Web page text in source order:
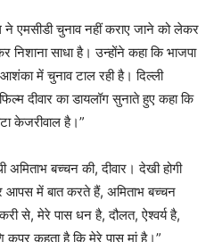
एमसीडी चुनाव नहीं कराए जाने को लेकर
निशाना साधा है। उन्होंने कहा कि भाजपा
में चुनाव टाल रही है। दिल्ली
दीवार का डायलॉग सुनाते हुए कहा कि
केजरीवाल है।”
बच्चन की, दीवार। देखी होगी
में बात करते हैं, अमिताभ बच्चन
से, मेरे पास धन है, दौलत, ऐश्वर्य है,
कपूर कहता है कि मेरे पास मां है।”